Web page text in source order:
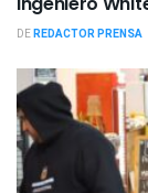
DEREDACTOR PRENSA